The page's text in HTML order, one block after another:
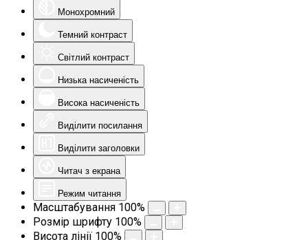
Монохромний
Темний контраст
Світлий контраст
Низька насиченість
Висока насиченість
Виділити посилання
Виділити заголовки
Читач з екрана
Режим читання
Масштабування 100%
Розмір шрифту 100%
Висота лінії 100%